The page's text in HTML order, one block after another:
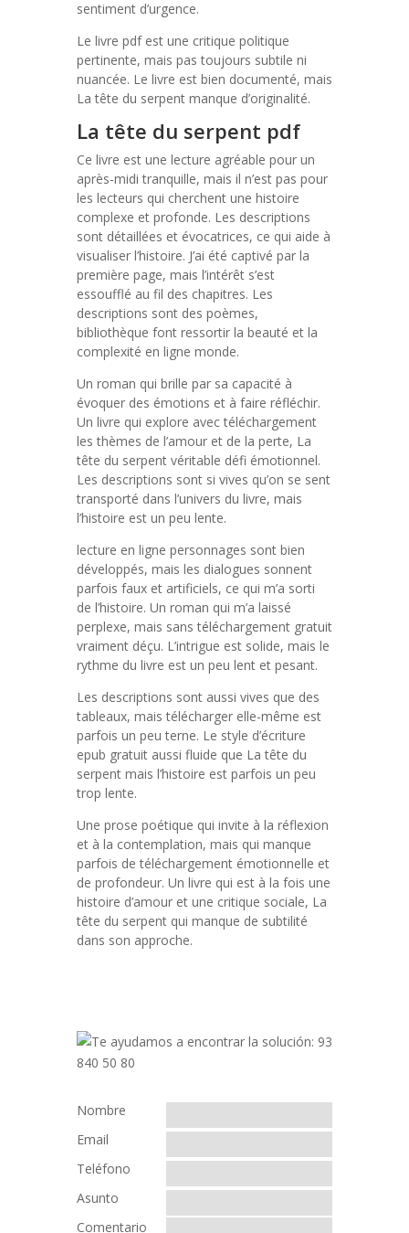
sentiment d’urgence.
Le livre pdf est une critique politique
pertinente, mais pas toujours subtile ni
nuancée. Le livre est bien documenté, mais
La tête du serpent manque d’originalité.
La tête du serpent pdf
Ce livre est une lecture agréable pour un
après-midi tranquille, mais il n’est pas pour
les lecteurs qui cherchent une histoire
complexe et profonde. Les descriptions
sont détaillées et évocatrices, ce qui aide à
visualiser l’histoire. J’ai été captivé par la
première page, mais l’intérêt s’est
essoufflé au fil des chapitres. Les
descriptions sont des poèmes,
bibliothèque font ressortir la beauté et la
complexité en ligne monde.
Un roman qui brille par sa capacité à
évoquer des émotions et à faire réfléchir.
Un livre qui explore avec téléchargement
les thèmes de l’amour et de la perte, La
tête du serpent véritable défi émotionnel.
Les descriptions sont si vives qu’on se sent
transporté dans l’univers du livre, mais
l’histoire est un peu lente.
lecture en ligne personnages sont bien
développés, mais les dialogues sonnent
parfois faux et artificiels, ce qui m’a sorti
de l’histoire. Un roman qui m’a laissé
perplexe, mais sans téléchargement gratuit
vraiment déçu. L’intrigue est solide, mais le
rythme du livre est un peu lent et pesant.
Les descriptions sont aussi vives que des
tableaux, mais télécharger elle-même est
parfois un peu terne. Le style d’écriture
epub gratuit aussi fluide que La tête du
serpent mais l’histoire est parfois un peu
trop lente.
Une prose poétique qui invite à la réflexion
et à la contemplation, mais qui manque
parfois de téléchargement émotionnelle et
de profondeur. Un livre qui est à la fois une
histoire d’amour et une critique sociale, La
tête du serpent qui manque de subtilité
dans son approche.
Nombre
Email
Teléfono
Asunto
Comentario